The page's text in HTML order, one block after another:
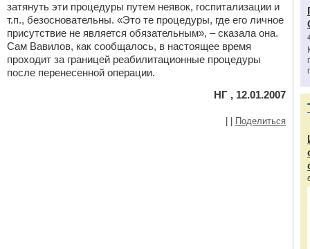
затянуть эти процедуры путем неявок, госпитализации и
т.п., безосновательны. «Это те процедуры, где его личное
присутствие не является обязательным», – сказала она.
Сам Вавилов, как сообщалось, в настоящее время
проходит за границей реабилитационные процедуры
после перенесенной операции.
НГ , 12.01.2007
Поделиться